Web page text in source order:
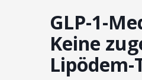
GLP-1-
Keine
Lipödem-